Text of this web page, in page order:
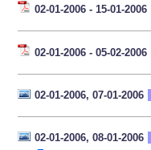
02-01-2006 - 15-01-2006
02-01-2006 - 05-02-2006
02-01-2006, 07-01-2006
02-01-2006, 08-01-2006